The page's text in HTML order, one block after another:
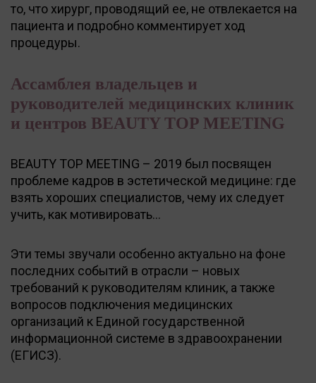
то, что хирург, проводящий ее, не отвлекается на
пациента и подробно комментирует ход
процедуры.
Ассамблея владельцев и
руководителей медицинских клиник
и центров BEAUTY TOP MEETING
BEAUTY TOP MEETING – 2019 был посвящен
проблеме кадров в эстетической медицине: где
взять хороших специалистов, чему их следует
учить, как мотивировать…
Эти темы звучали особенно актуально на фоне
последних событий в отрасли – новых
требований к руководителям клиник, а также
вопросов подключения медицинских
организаций к Единой государственной
информационной системе в здравоохранении
(ЕГИСЗ).